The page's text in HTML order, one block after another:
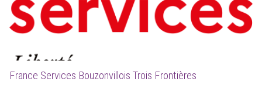
France Services Bouzonvillois Trois Frontières